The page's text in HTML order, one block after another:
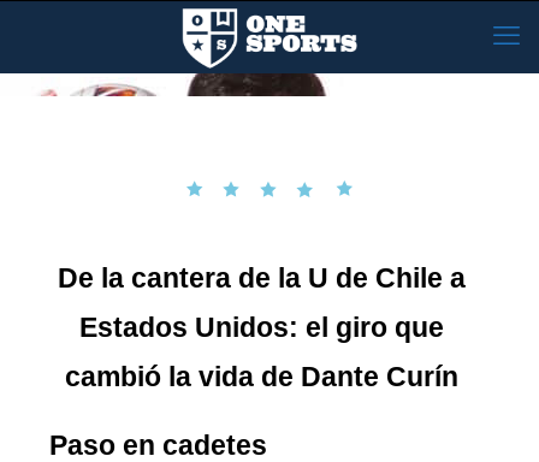
De la cantera de la U de Chile a
Estados Unidos: el giro que
cambió la vida de Dante Curín
Paso en cadetes